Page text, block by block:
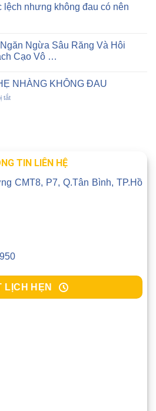
lệch nhưng không đau có nên
Ngừa Sâu Răng Và Hôi
Cạo Vô …
NHÀNG KHÔNG ĐAU
tắtở
TIN LIÊN HỆ
CMT8, P7, Q.Tân Bình, TP.Hồ
LỊCH HẸN